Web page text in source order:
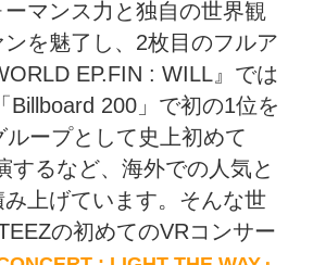
マンス力と独自の世界観
を魅了し、2枚目のフルア
EP.FIN : WILL』では
Billboard 200」で初の1位を
ループとして史上初めて
するなど、海外での人気と
上げています。 そんな世
の初めてのVRコンサー